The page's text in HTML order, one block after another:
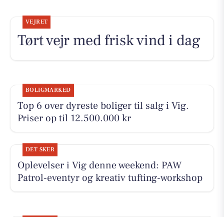
VEJRET
Tørt vejr med frisk vind i dag
BOLIGMARKED
Top 6 over dyreste boliger til salg i Vig.
Priser op til 12.500.000 kr
DET SKER
Oplevelser i Vig denne weekend: PAW
Patrol-eventyr og kreativ tufting-workshop